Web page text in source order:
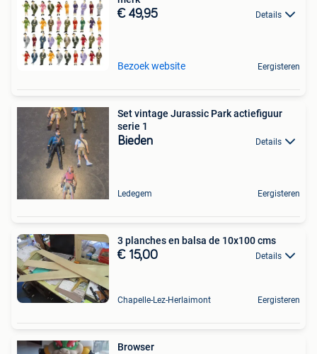
€ 49,95 Details
Bezoek website Eergisteren
Set vintage Jurassic Park actiefiguur
serie 1
Bieden Details
Ledegem Eergisteren
3 planches en balsa de 10x100 cms
€ 15,00 Details
Chapelle-Lez-Herlaimont Eergisteren
Browser